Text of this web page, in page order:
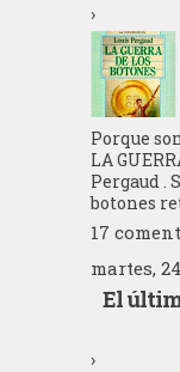
›
Porque
LA
Pergaud .
botones
17
martes,
El
›